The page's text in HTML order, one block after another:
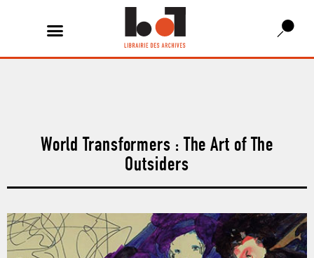
World Transformers : The Art of The
Outsiders